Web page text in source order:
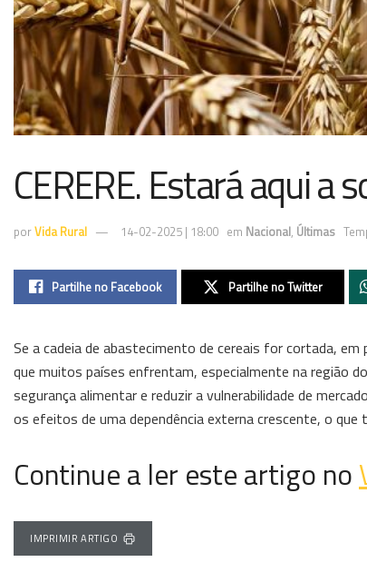
CERERE. Estará aqui a
porVida Rural 14-02-2025 | 18:00 em Nacional, Últimas
Partilhe no Facebook Partilhe no Twitter
Se a cadeia de abastecimento de cereais for cortada,
que muitos países enfrentam, especialmente na região
segurança alimentar e reduzir a vulnerabilidade de
os efeitos de uma dependência externa crescente, o
Continue a ler este artigo no
IMPRIMIR ARTIGO